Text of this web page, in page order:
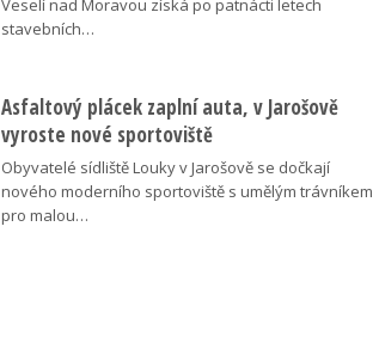
Veselí nad Moravou získá po patnácti letech
stavebních…
Asfaltový plácek zaplní auta, v Jarošově
vyroste nové sportoviště
Obyvatelé sídliště Louky v Jarošově se dočkají
nového moderního sportoviště s umělým trávníkem
pro malou…